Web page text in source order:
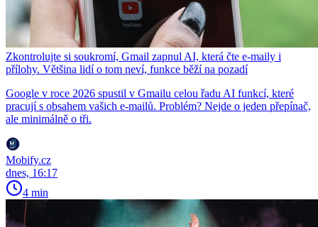
Zkontrolujte si soukromí, Gmail zapnul AI, která čte e-maily i
přílohy. Většina lidí o tom neví, funkce běží na pozadí
Google v roce 2026 spustil v Gmailu celou řadu AI funkcí, které
pracují s obsahem vašich e-mailů. Problém? Nejde o jeden přepínač,
ale minimálně o tři.
Mobify.cz
dnes, 16:17
4 min